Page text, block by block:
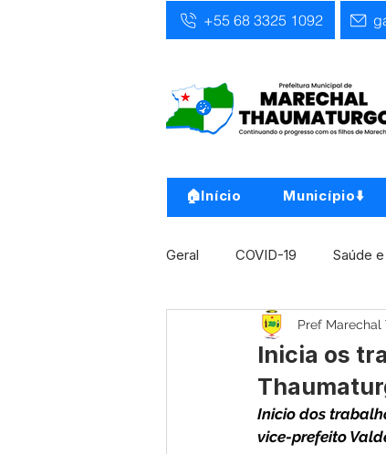
+55 68 3325 1092
🏠Início Município⬇️
Geral COVID-19 Saúde
Infra, Obra e Transporte
Concursos Comunicado
Inicia os
Pref
Inicio dos
vice-prefeito